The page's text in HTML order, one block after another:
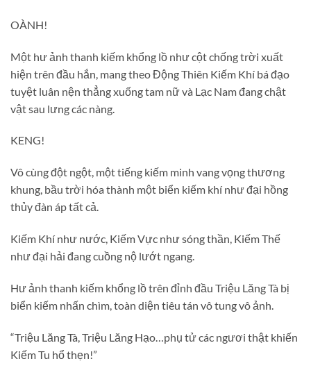
OÀNH!
Một hư ảnh thanh kiếm khổng lồ như cột chống trời xuất
hiện trên đầu hắn, mang theo Động Thiên Kiếm Khí bá đạo
tuyệt luân nện thẳng xuống tam nữ và Lạc Nam đang chật
vật sau lưng các nàng.
KENG!
Vô cùng đột ngột, một tiếng kiếm minh vang vọng thương
khung, bầu trời hóa thành một biển kiếm khí như đại hồng
thủy đàn áp tất cả.
Kiếm Khí như nước, Kiếm Vực như sóng thần, Kiếm Thế
như đại hải đang cuồng nộ lướt ngang.
Hư ảnh thanh kiếm khổng lồ trên đỉnh đầu Triệu Lăng Tà bị
biển kiếm nhấn chìm, toàn diện tiêu tán vô tung vô ảnh.
“Triệu Lăng Tà, Triệu Lăng Hạo…phụ tử các ngươi thật khiến
Kiếm Tu hổ thẹn!”